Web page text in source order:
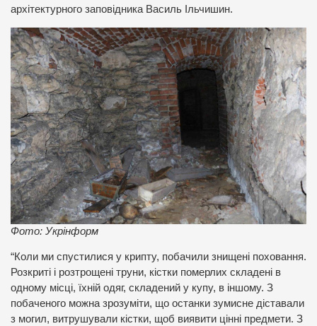
архітектурного заповідника Василь Ільчишин.
Фото: Укрінформ
“Коли ми спустилися у крипту, побачили знищені поховання.
Розкриті і розтрощені труни, кістки померлих складені в
одному місці, їхній одяг, складений у купу, в іншому. З
побаченого можна зрозуміти, що останки зумисне діставали
з могил, витрушували кістки, щоб виявити цінні предмети. З